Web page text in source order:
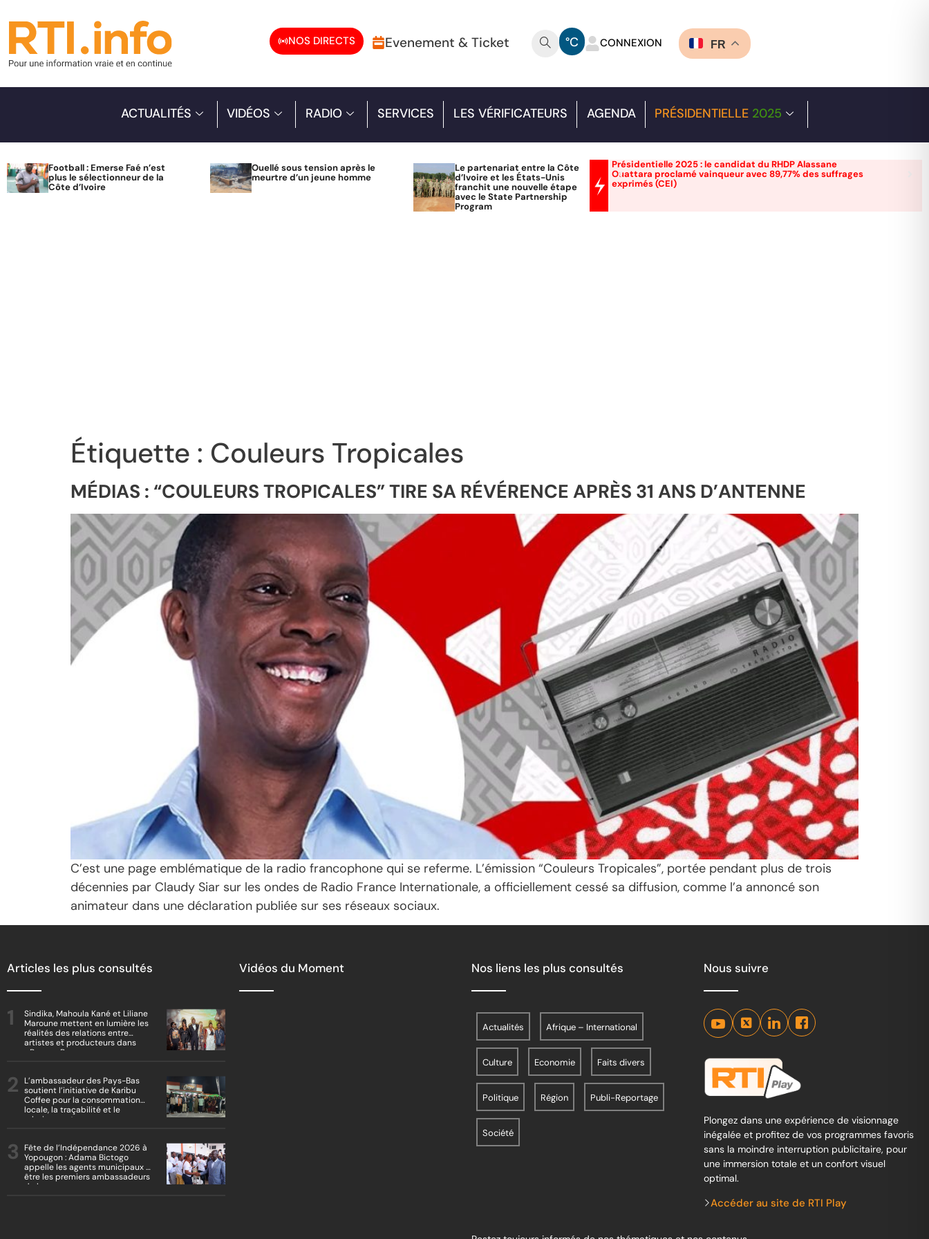
NOS DIRECTS Evenement & Ticket °C CONNEXION FR
ACTUALITÉS VIDÉOS RADIO SERVICES LES VÉRIFICATEURS AGENDA PRÉSIDENTIELLE 2025
Football : Emerse Faé n’est
plus le sélectionneur de la
Côte d’Ivoire
Ouellé sous tension après le
meurtre d’un jeune homme
Le partenariat entre la Côte
d’Ivoire et les États-Unis
franchit une nouvelle étape
avec le State Partnership
Program
Présidentielle 2025 : le candidat du RHDP Alassane
Ouattara proclamé vainqueur avec 89,77% des suffrages
exprimés (CEI)
Étiquette : Couleurs Tropicales
MÉDIAS : “COULEURS TROPICALES” TIRE SA RÉVÉRENCE APRÈS 31 ANS D’ANTENNE
C’est une page emblématique de la radio francophone qui se referme. L’émission “Couleurs Tropicales”, portée pendant plus de trois
décennies par Claudy Siar sur les ondes de Radio France Internationale, a officiellement cessé sa diffusion, comme l’a annoncé son
animateur dans une déclaration publiée sur ses réseaux sociaux.
Articles les plus consultés
Sindika, Mahoula Kané et Liliane
Maroune mettent en lumière les
réalités des relations entre
artistes et producteurs dans
« Boss vs Boss »
L’ambassadeur des Pays-Bas
soutient l’initiative de Karibu
Coffee pour la consommation
locale, la traçabilité et le
reboisement
Fête de l’Indépendance 2026 à
Yopougon : Adama Bictogo
appelle les agents municipaux à
être les premiers ambassadeurs
de la commune
Vidéos du Moment Nos liens les plus consultés
Actualités Afrique – International
Culture Economie Faits divers
Politique Région Publi-Reportage
Société
Nous suivre
Plongez dans une expérience de visionnage
inégalée et profitez de vos programmes favoris
sans la moindre interruption publicitaire, pour
une immersion totale et un confort visuel
optimal.
Accéder au site de RTI Play